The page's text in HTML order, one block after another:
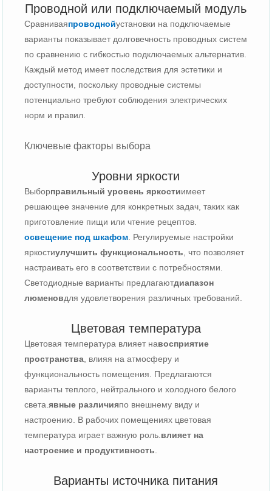
Проводной или подключаемый модуль
Сравниваяпроводнойустановки на подключаемые
варианты показывает долговечность проводных систем
по сравнению с гибкостью подключаемых альтернатив.
Каждый метод имеет последствия для эстетики и
доступности, поскольку проводные системы
потенциально требуют соблюдения электрических
норм и правил.
Ключевые факторы выбора
Уровни яркости
Выборправильный уровень яркостиимеет
решающее значение для конкретных задач, таких как
приготовление пищи или чтение рецептов.
освещение под шкафом . Регулируемые настройки
яркостиулучшить функциональность , что позволяет
настраивать его в соответствии с потребностями.
Светодиодные варианты предлагаютдиапазон
люменовдля удовлетворения различных требований.
Цветовая температура
Цветовая температура влияет навосприятие
пространства , влияя на атмосферу и
функциональность помещения. Предлагаются
варианты теплого, нейтрального и холодного белого
света.явные различияпо внешнему виду и
настроению. В рабочих помещениях цветовая
температура играет важную роль. влияет на
настроение и продуктивность
Варианты источника питания